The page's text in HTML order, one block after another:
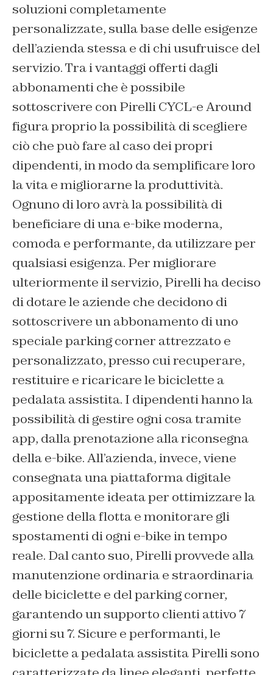
soluzioni completamente
personalizzate, sulla base delle esigenze
dell’azienda stessa e di chi usufruisce del
servizio. Tra i vantaggi offerti dagli
abbonamenti che è possibile
sottoscrivere con Pirelli CYCL-e Around
figura proprio la possibilità di scegliere
ciò che può fare al caso dei propri
dipendenti, in modo da semplificare loro
la vita e migliorarne la produttività.
Ognuno di loro avrà la possibilità di
beneficiare di una e-bike moderna,
comoda e performante, da utilizzare per
qualsiasi esigenza. Per migliorare
ulteriormente il servizio, Pirelli ha deciso
di dotare le aziende che decidono di
sottoscrivere un abbonamento di uno
speciale parking corner attrezzato e
personalizzato, presso cui recuperare,
restituire e ricaricare le biciclette a
pedalata assistita. I dipendenti hanno la
possibilità di gestire ogni cosa tramite
app, dalla prenotazione alla riconsegna
della e-bike. All’azienda, invece, viene
consegnata una piattaforma digitale
appositamente ideata per ottimizzare la
gestione della flotta e monitorare gli
spostamenti di ogni e-bike in tempo
reale. Dal canto suo, Pirelli provvede alla
manutenzione ordinaria e straordinaria
delle biciclette e del parking corner,
garantendo un supporto clienti attivo 7
giorni su 7. Sicure e performanti, le
biciclette a pedalata assistita Pirelli sono